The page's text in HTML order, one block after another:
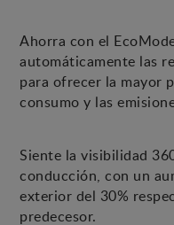
Ahorra con el
automáticamente las
para ofrecer la mayor
consumo y las
Siente la visibilidad
conducción, con un
exterior del 30%
predecesor.